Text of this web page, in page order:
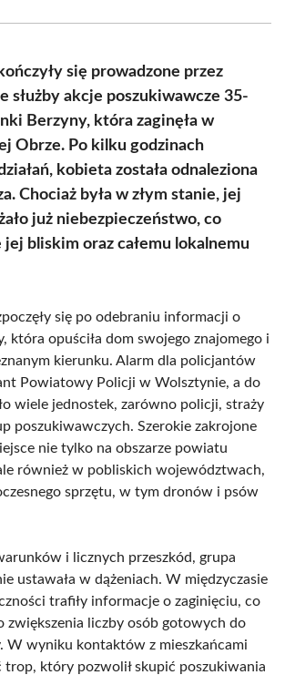
się prowadzone przez
służby akcje poszukiwawcze 35-
Berzyny, która zaginęła w
Obrze. Po kilku godzinach
kobieta została odnaleziona
Chociaż była w złym stanie, jej
już niebezpieczeństwo, co
jej bliskim oraz całemu lokalnemu
się po odebraniu informacji o
która opuściła dom swojego znajomego i
kierunku. Alarm dla policjantów
Powiatowy Policji w Wolsztynie, a do
wiele jednostek, zarówno policji, straży
poszukiwawczych. Szerokie zakrojone
nie tylko na obszarze powiatu
również w pobliskich województwach,
sprzętu, w tym dronów i psów
i licznych przeszkód, grupa
ustawała w dążeniach. W międzyczasie
trafiły informacje o zaginięciu, co
zwiększenia liczby osób gotowych do
W wyniku kontaktów z mieszkańcami
trop, który pozwolił skupić poszukiwania